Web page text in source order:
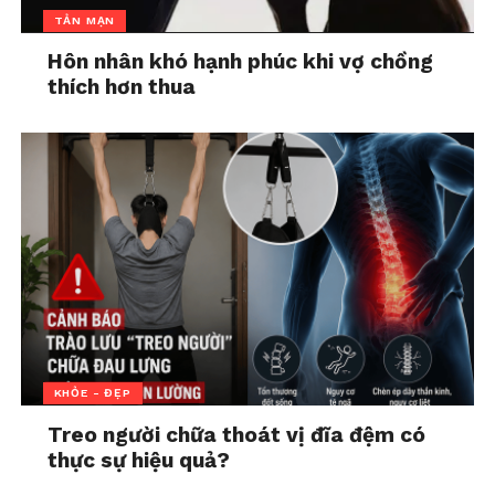
cách nào đó, tôi cũng lết được ra khỏi Canyon trước
buổi trưa ngày hôm sau, và Steph (vợ Tommy) bằng
cách nào đó đã đưa tôi đến phòng cấp cứu khoảng
một tháng sau đó.
Và sau đó thế giới của chúng tôi tan ra.
Ung thư thật thật tàn nhẫn. Không ai thắng cuộc
chiến đó. Một số người trong chúng ta sống và một
số người trong chúng ta chết, nhưng không ai chiến
thắng. Không ai “đá đít ung thư”. Ung thư đá vào
mông bất cứ ai mà nó chọn. Nó là một kẻ giết người
tàn nhẫn, bừa bãi và là kẻ hủy diệt sự sống. Điều đó
không có nghĩa là chúng ta không chiến đấu. Phải
chiến đấu đến cùng. Nhưng chúng ta đừng nói rằng
ai đó “đã thua trận” khi khi họ đang đếm những
ngày sống cuối cùng.
TẢN MẠN
Hôn nhân khó hạnh phúc khi vợ chồng
thích hơn thua
KHỎE - ĐẸP
Treo người chữa thoát vị đĩa đệm có
thực sự hiệu quả?